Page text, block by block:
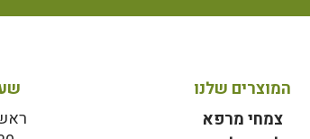
המוצרים שלנו
צמחי מרפא